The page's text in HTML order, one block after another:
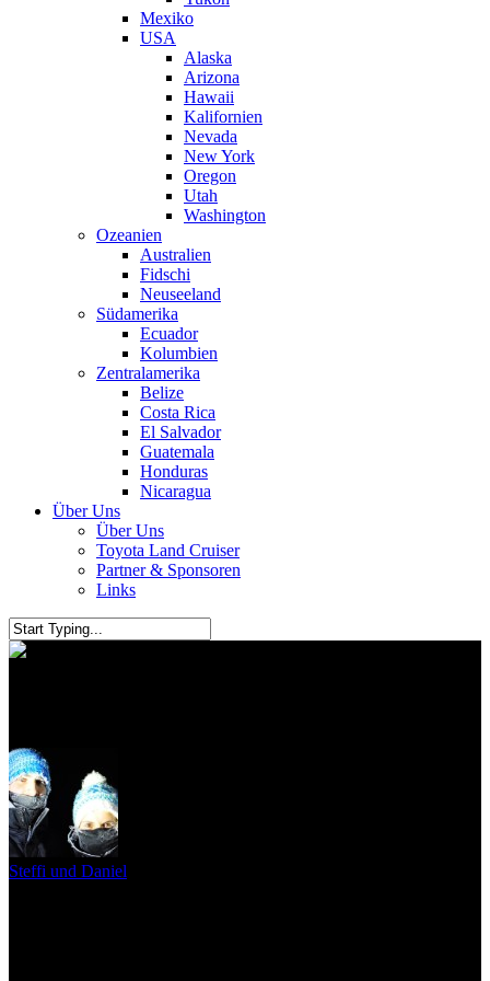
Mexiko
USA
Alaska
Arizona
Hawaii
Kalifornien
Nevada
New York
Oregon
Utah
Washington
Ozeanien
Australien
Fidschi
Neuseeland
Südamerika
Ecuador
Kolumbien
Zentralamerika
Belize
Costa Rica
El Salvador
Guatemala
Honduras
Nicaragua
Über Uns
Über Uns
Toyota Land Cruiser
Partner & Sponsoren
Links
Steffi und Daniel